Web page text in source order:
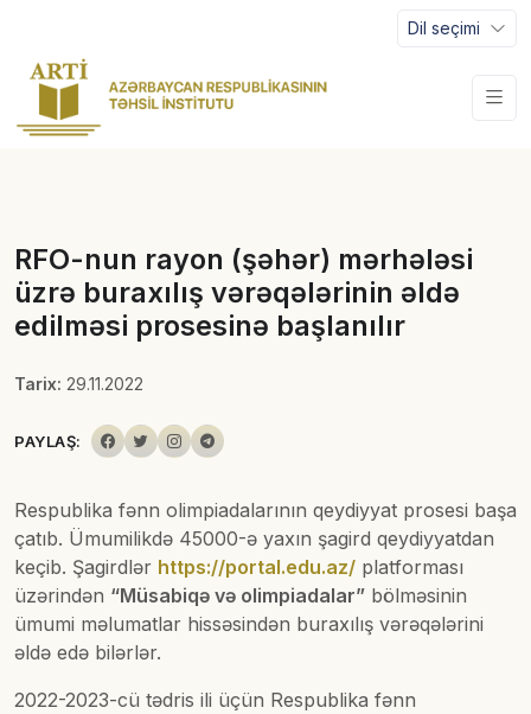
Dil seçimi
RFO-nun rayon (şəhər) mərhələsi
üzrə buraxılış vərəqələrinin əldə
edilməsi prosesinə başlanılır
Tarix: 29.11.2022
PAYLAŞ:
Respublika fənn olimpiadalarının qeydiyyat prosesi başa
çatıb. Ümumilikdə 45000-ə yaxın şagird qeydiyyatdan
keçib. Şagirdlər https://portal.edu.az/ platforması
üzərindən “Müsabiqə və olimpiadalar” bölməsinin
ümumi məlumatlar hissəsindən buraxılış vərəqələrini
əldə edə bilərlər.
2022-2023-cü tədris ili üçün Respublika fənn